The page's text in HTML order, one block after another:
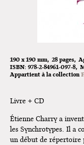
190 x 190 mm 28 pages
ISBN: 978-2-84961-097-8
Appartient à la collection
Livre + CD
Étienne Charry a
les Synchrotypes. Il a
un début de répertoire
Superette de noël à Pola
L'exposition de Fungirl à
Cardon
Exposition "Fungirl :
Pich à Paris et
Dédicace de Gwénola